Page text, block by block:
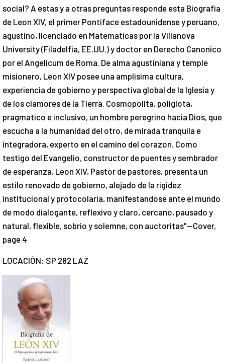
social? A estas y a otras preguntas responde esta Biografia
de Leon XIV, el primer Pontiface estadounidense y peruano,
agustino, licenciado en Matematicas por la Villanova
University (Filadelfia, EE.UU.) y doctor en Derecho Canonico
por el Angelicum de Roma. De alma agustiniana y temple
misionero, Leon XIV posee una amplisima cultura,
experiencia de gobierno y perspectiva global de la Iglesia y
de los clamores de la Tierra. Cosmopolita, poliglota,
pragmatico e inclusivo, un hombre peregrino hacia Dios, que
escucha a la humanidad del otro, de mirada tranquila e
integradora, experto en el camino del corazon. Como
testigo del Evangelio, constructor de puentes y sembrador
de esperanza, Leon XIV, Pastor de pastores, presenta un
estilo renovado de gobierno, alejado de la rigidez
institucional y protocolaria, manifestandose ante el mundo
de modo dialogante, reflexivo y claro, cercano, pausado y
natural, flexible, sobrio y solemne, con auctoritas"--Cover,
page 4
LOCACIÓN: SP 282 LAZ